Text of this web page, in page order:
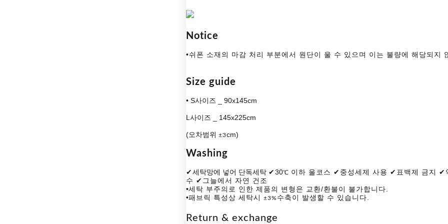
Notice
•쉬폰 소재의 마감 처리 부분에서 원단이 울 수 있으며 이는 불량에 해당되지
Size guide
• S사이즈 _ 90x145cm
L사이즈 _ 145x225cm
(오차범위 ±3cm)
Washing
✔세탁망에 넣어 단독세탁 ✔30℃ 이하 울코스 ✔ 중성세제 사용 ✔표백제 금지 ✔
수 ✔그늘에서 자연 건조
•세탁 부주의로 인한 제품의 변형은 교환/환불이 불가합니다.
•패브릭 특성상 세탁시 ±3% 수축이 발생할 수 있습니다.
Return & exchange